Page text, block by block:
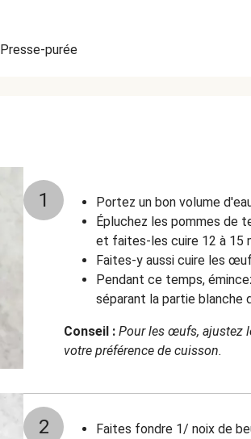
Presse-purée
1
Portez un bon volume
Épluchez les pommes de
et faites-les cuire 12 à 15
Faites-y aussi cuire les
Pendant ce temps,
séparant la partie blanche
Conseil : Pour les œufs, ajustez
votre préférence de cuisson.
2
Faites fondre 1/ noix de